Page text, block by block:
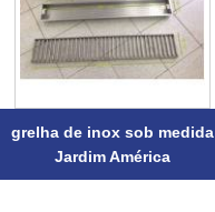
grelha de inox sob medida
Jardim América